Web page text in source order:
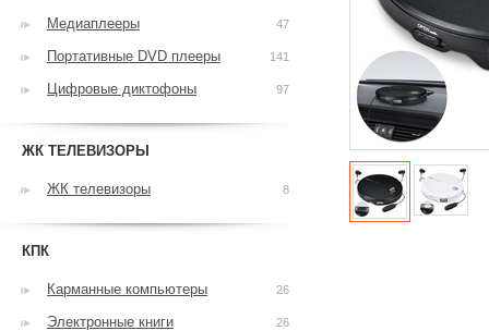
Медиаплееры 47
Портативные DVD плееры 141
Цифровые диктофоны 97
ЖК ТЕЛЕВИЗОРЫ
ЖК телевизоры 8
КПК
Карманные компьютеры 26
Электронные книги 26